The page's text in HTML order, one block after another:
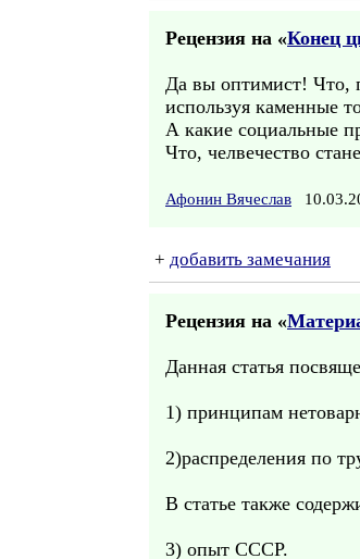
Рецензия на «Конец
Да вы оптимист! Что,
используя каменные
А какие социальные
Что, челвечество
Афонин Вячеслав
+ добавить замечания
Рецензия на «
Данная статья
1) принципам
2)распределения по
В статье также
3) опыт СССР.